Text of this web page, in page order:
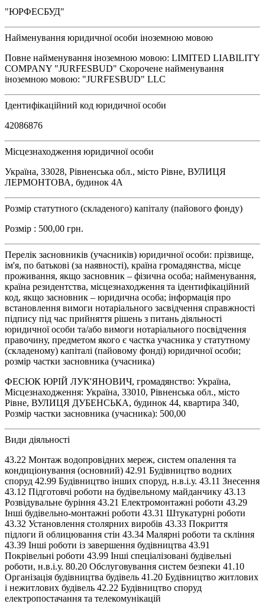
"ЮРФЕСБУД"
Найменування юридичної особи іноземною мовою
Повне найменування іноземною мовою: LIMITED LIABILITY
COMPANY "JURFESBUD" Скорочене найменування
іноземною мовою: "JURFESBUD" LLC
Ідентифікаційний код юридичної особи
42086876
Місцезнаходження юридичної особи
Україна, 33028, Рівненська обл., місто Рівне, ВУЛИЦЯ
ЛЕРМОНТОВА, будинок 4А
Розмір статутного (складеного) капіталу (пайового фонду)
Розмір : 500,00 грн.
Перелік засновників (учасників) юридичної особи: прізвище,
ім'я, по батькові (за наявності), країна громадянства, місце
проживання, якщо засновник – фізична особа; найменування,
країна резидентства, місцезнаходження та ідентифікаційний
код, якщо засновник – юридична особа; інформація про
встановлення вимоги нотаріального засвідчення справжності
підпису під час прийняття рішень з питань діяльності
юридичної особи та/або вимоги нотаріального посвідчення
правочину, предметом якого є частка учасника у статутному
(складеному) капіталі (пайовому фонді) юридичної особи;
розмір частки засновника (учасника)
ФЕСЮК ЮРІЙ ЛУК'ЯНОВИЧ, громадянство: Україна,
Місцезнаходження: Україна, 33010, Рівненська обл., місто
Рівне, ВУЛИЦЯ ДУБЕНСЬКА, будинок 44, квартира 340,
Розмір частки засновника (учасника): 500,00
Види діяльності
43.22 Монтаж водопровідних мереж, систем опалення та
кондиціонування (основний) 42.91 Будівництво водних
споруд 42.99 Будівництво інших споруд, н.в.і.у. 43.11 Знесення
43.12 Підготовчі роботи на будівельному майданчику 43.13
Розвідувальне буріння 43.21 Електромонтажні роботи 43.29
Інші будівельно-монтажні роботи 43.31 Штукатурні роботи
43.32 Установлення столярних виробів 43.33 Покриття
підлоги й облицювання стін 43.34 Малярні роботи та скління
43.39 Інші роботи із завершення будівництва 43.91
Покрівельні роботи 43.99 Інші спеціалізовані будівельні
роботи, н.в.і.у. 80.20 Обслуговування систем безпеки 41.10
Організація будівництва будівель 41.20 Будівництво житлових
і нежитлових будівель 42.22 Будівництво споруд
електропостачання та телекомунікацій